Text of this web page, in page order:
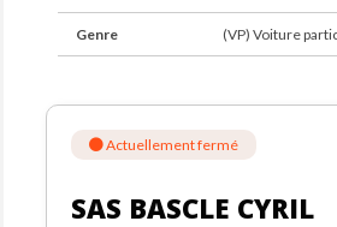
Genre (VP) Voiture
Actuellement fermé
SAS BASCLE CYRIL